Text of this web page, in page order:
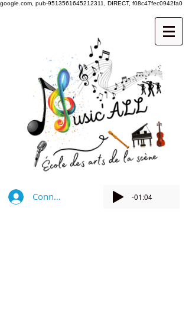
google.com, pub-9513561645212311, DIRECT, f08c47fec0942fa0
Connexion -01:04